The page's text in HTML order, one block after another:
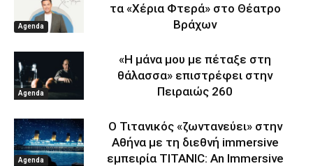
Agenda
τα «Χέρια Φτερά» στο Θέατρο
Βράχων
Agenda
«Η μάνα μου με πέταξε στη
θάλασσα» επιστρέφει στην
Πειραιώς 260
Agenda
Ο Τιτανικός «ζωντανεύει» στην
Αθήνα με τη διεθνή immersive
εμπειρία TITANIC: An Immersive